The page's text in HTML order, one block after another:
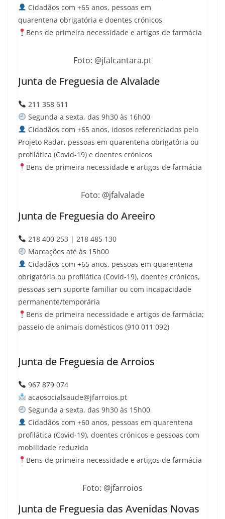
Cidadãos com +65 anos, pessoas em
quarentena obrigatória e doentes crónicos
Bens de primeira necessidade e artigos de farmácia
Foto: @jfalcantara.pt
Junta de Freguesia de Alvalade
211 358 611
Segunda a sexta, das 9h30 às 16h00
Cidadãos com +65 anos, idosos referenciados pelo
Projeto Radar, pessoas em quarentena obrigatória ou
profilática (Covid-19) e doentes crónicos
Bens de primeira necessidade e artigos de farmácia
Foto: @jfalvalade
Junta de Freguesia do Areeiro
218 400 253 | 218 485 130
Marcações até às 15h00
Cidadãos com +65 anos, pessoas em quarentena
obrigatória ou profilática (Covid-19), doentes crónicos,
pessoas sem suporte familiar ou com incapacidade
permanente/temporária
Bens de primeira necessidade e artigos de farmácia;
passeio de animais domésticos (910 011 092)
Junta de Freguesia de Arroios
967 879 074
acaosocialsaude@jfarroios.pt
Segunda a sexta, das 9h30 às 15h00
Cidadãos com +60 anos, pessoas em quarentena
profilática (Covid-19), doentes crónicos e pessoas com
mobilidade reduzida
Bens de primeira necessidade e artigos de farmácia
Foto: @jfarroios
Junta de Freguesia das Avenidas Novas